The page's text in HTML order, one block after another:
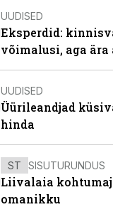
UUDISED
Eksperdid:
võimalusi, aga ära
UUDISED
Üürileandjad
hinda
ST SISUTURUNDUS
Liivalaia
omanikku